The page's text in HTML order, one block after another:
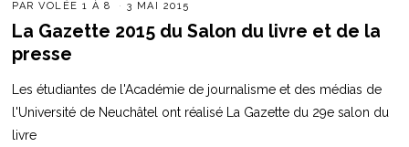
PARVOLÉE 1 À 8 3 MAI 2015
La Gazette 2015 du Salon du livre et de la
presse
Les étudiantes de l'Académie de journalisme et des médias de
l'Université de Neuchâtel ont réalisé La Gazette du 29e salon du
livre